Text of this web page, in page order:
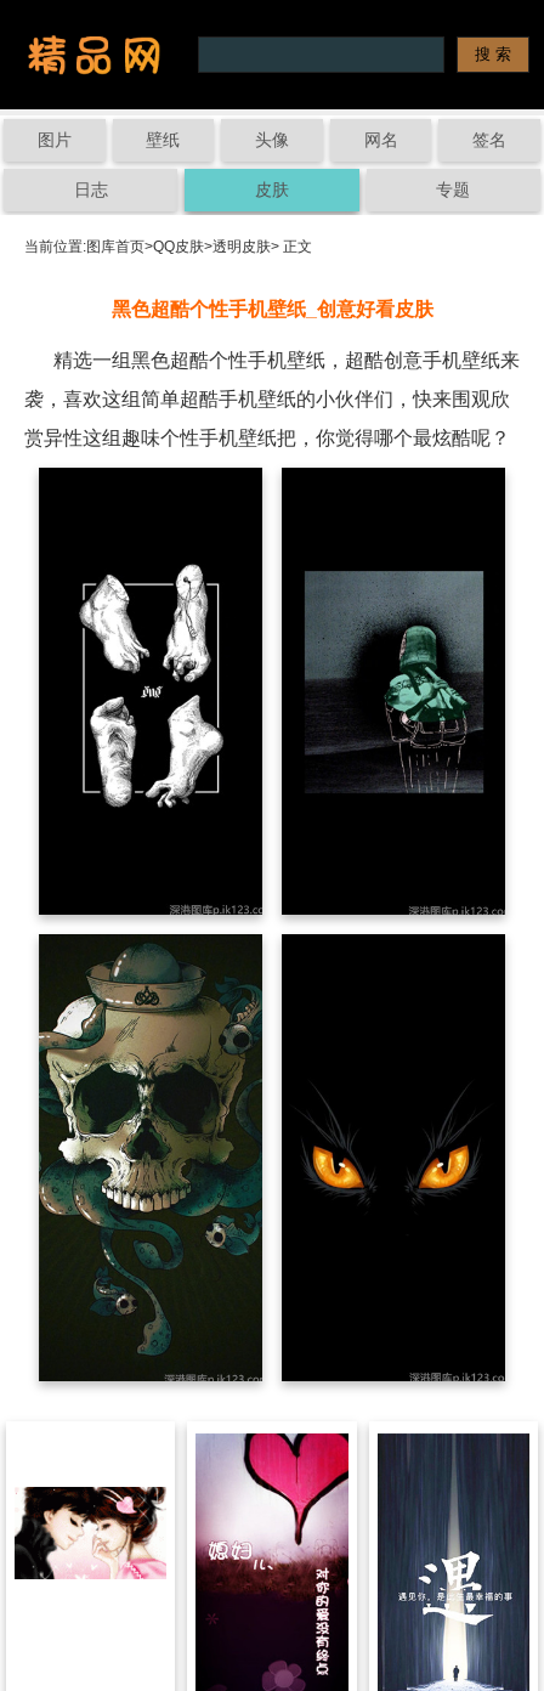
图片 壁纸 头像 网名 签名
日志 皮肤 专题
当前位置:图库首页>QQ皮肤>透明皮肤> 正文
黑色超酷个性手机壁纸_创意好看皮肤
精选一组黑色超酷个性手机壁纸，超酷创意手机壁纸来
袭，喜欢这组简单超酷手机壁纸的小伙伴们，快来围观欣
赏异性这组趣味个性手机壁纸把，你觉得哪个最炫酷呢？